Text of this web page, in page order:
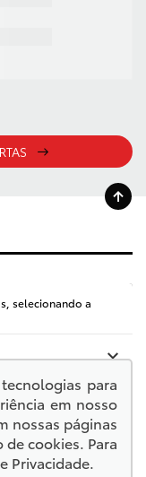
selecionando a
para
em nosso
nossas páginas
cookies. Para
Privacidade.